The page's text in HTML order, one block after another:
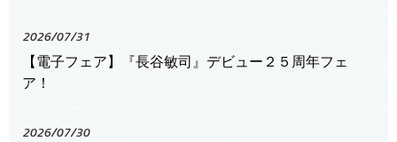
2026/07/31
【電子フェア】『長谷敏司』デビュー２５周年フェ
ア！
2026/07/30